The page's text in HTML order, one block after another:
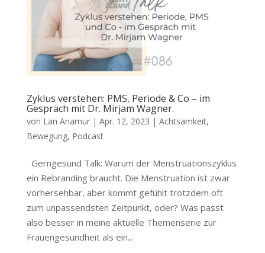
Zyklus verstehen: PMS, Periode & Co – im
Gespräch mit Dr. Mirjam Wagner.
von Lan Anamur| Apr. 12, 2023 | Achtsamkeit,
Bewegung, Podcast
Gerngesund Talk: Warum der Menstruationszyklus
ein Rebranding braucht. Die Menstruation ist zwar
vorhersehbar, aber kommt gefühlt trotzdem oft
zum unpassendsten Zeitpunkt, oder? Was passt
also besser in meine aktuelle Themenserie zur
Frauengesundheit als ein...